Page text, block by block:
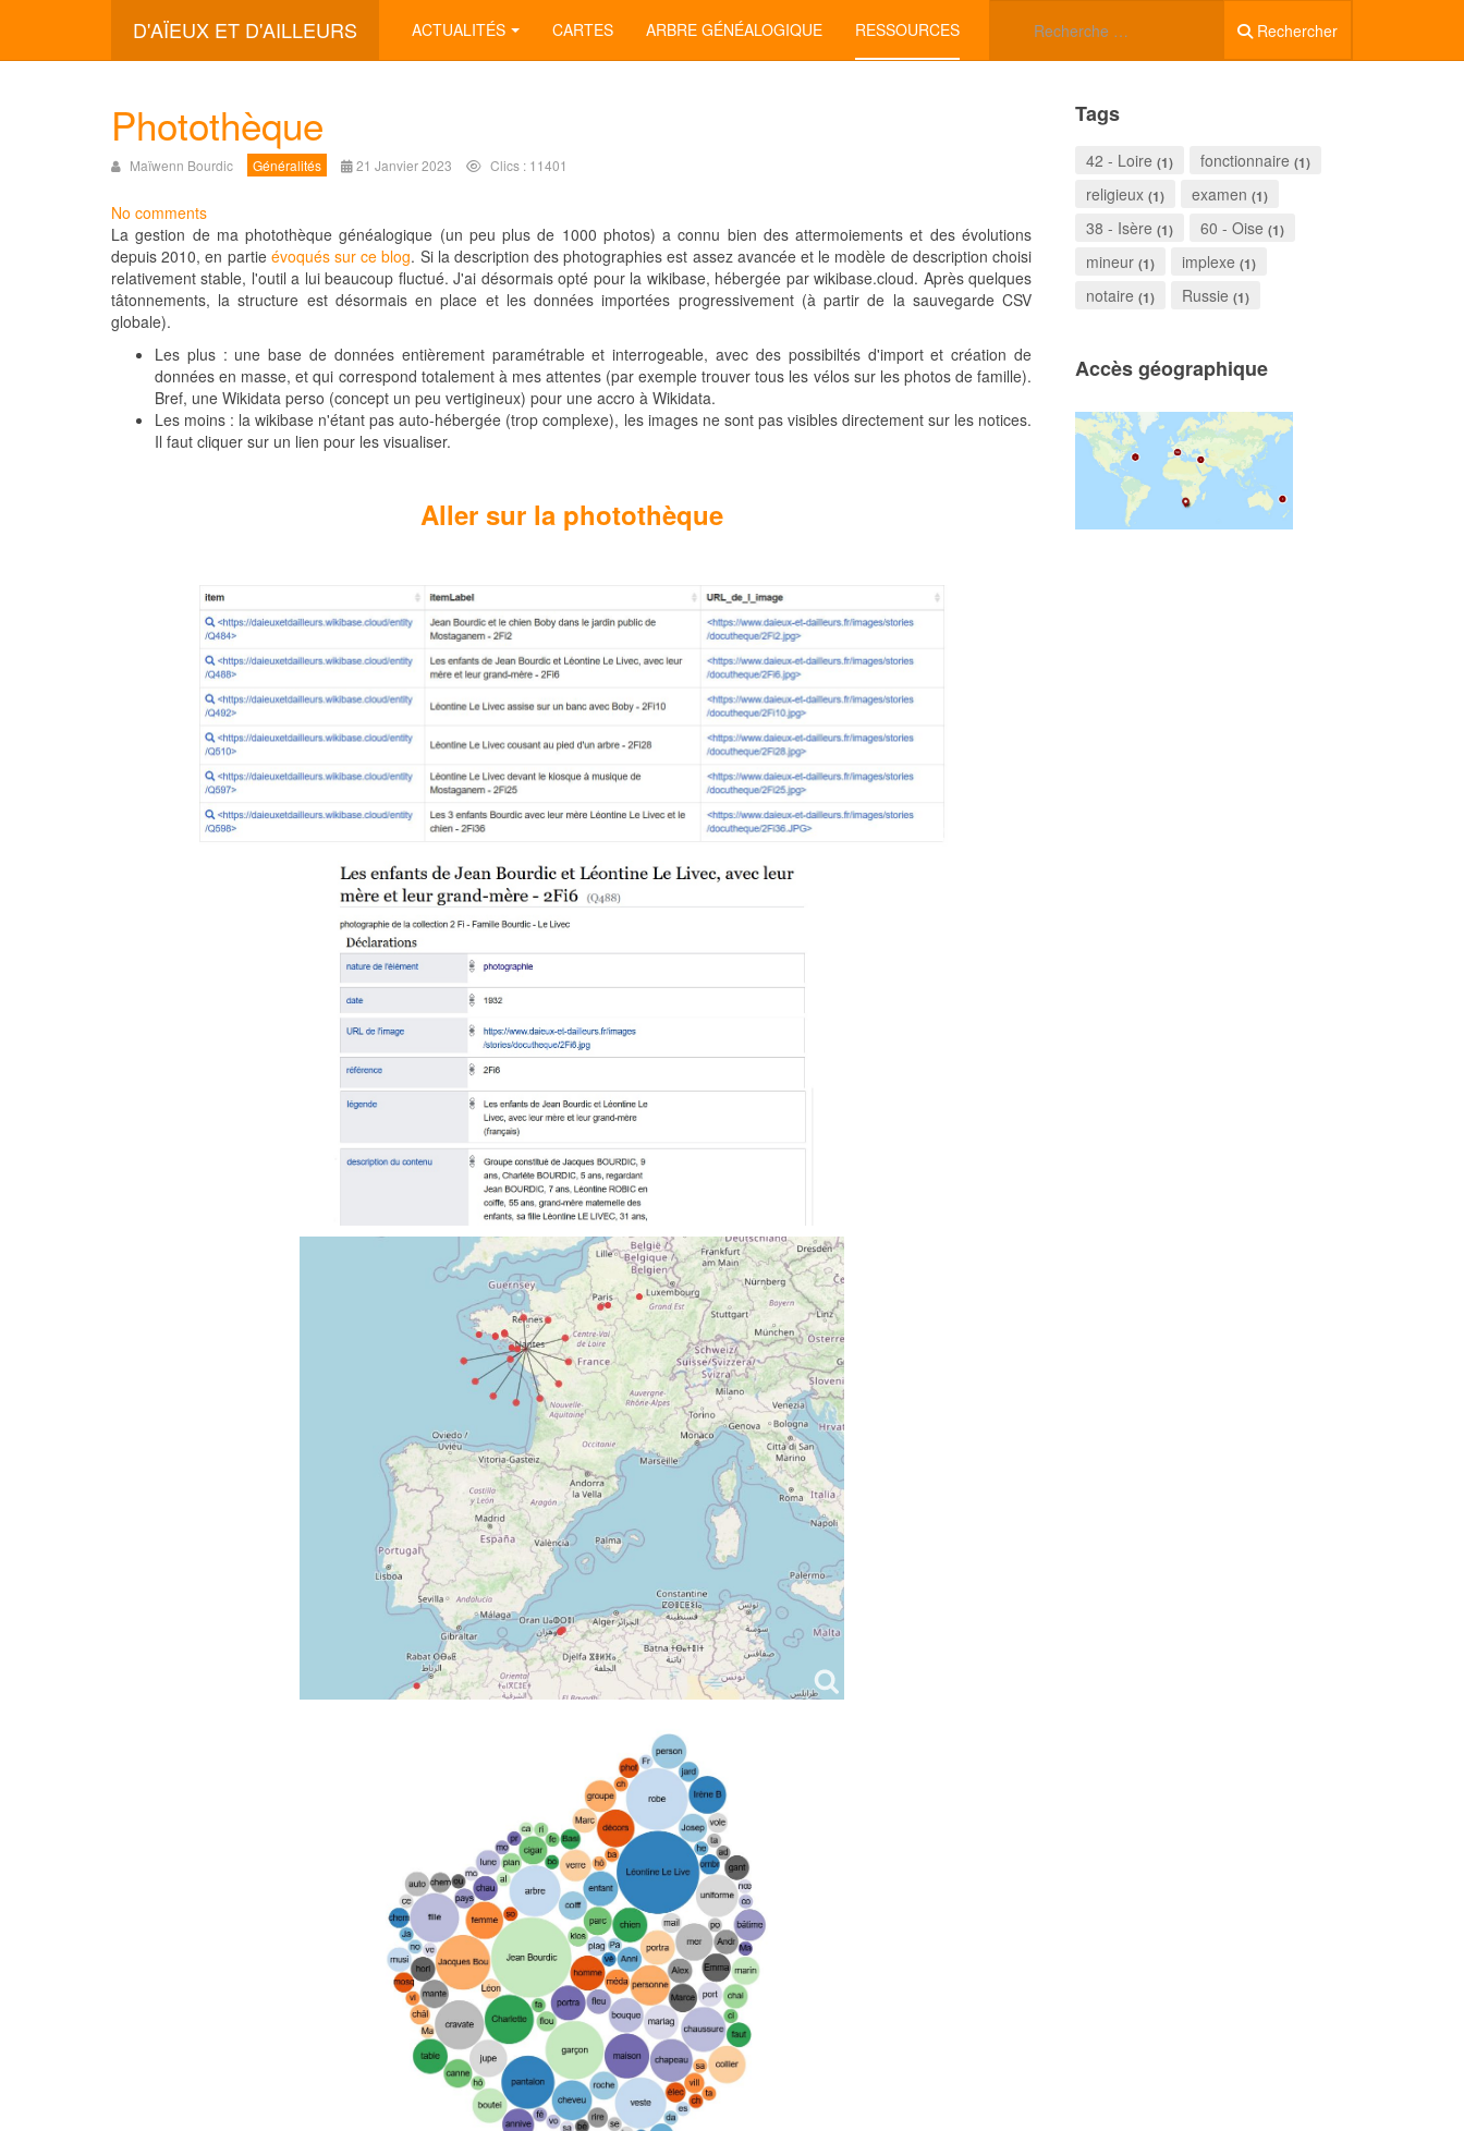
D'AÏEUX ET D'AILLEURS Rechercher
ACTUALITÉS CARTES ARBRE GÉNÉALOGIQUE RESSOURCES
Photothèque
Maïwenn Bourdic Généralités 21 Janvier 2023 Clics : 11401
No comments
La gestion de ma photothèque généalogique (un peu plus de 1000 photos) a connu bien des attermoiements et des évolutions
depuis 2010, en partie évoqués sur ce blog. Si la description des photographies est assez avancée et le modèle de description choisi
relativement stable, l'outil a lui beaucoup fluctué. J'ai désormais opté pour la wikibase, hébergée par wikibase.cloud. Après quelques
tâtonnements, la structure est désormais en place et les données importées progressivement (à partir de la sauvegarde CSV
globale).
Les plus : une base de données entièrement paramétrable et interrogeable, avec des possibiltés d'import et création de
données en masse, et qui correspond totalement à mes attentes (par exemple trouver tous les vélos sur les photos de famille).
Bref, une Wikidata perso (concept un peu vertigineux) pour une accro à Wikidata.
Les moins : la wikibase n'étant pas auto-hébergée (trop complexe), les images ne sont pas visibles directement sur les notices.
Il faut cliquer sur un lien pour les visualiser.
Aller sur la photothèque
Tags
42 - Loire (1) fonctionnaire (1)
religieux (1) examen (1)
38 - Isère (1) 60 - Oise (1)
mineur (1) implexe (1)
notaire (1) Russie (1)
Accès géographique